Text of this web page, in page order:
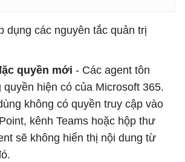
dụng các nguyên tắc quản trị
quyền mới - Các agent tôn
hiện có của Microsoft 365.
không có quyền truy cập vào
kênh Teams hoặc hộp thư
sẽ không hiển thị nội dung từ